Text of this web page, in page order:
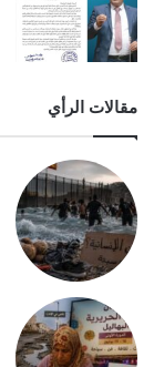
مقالات الرأي